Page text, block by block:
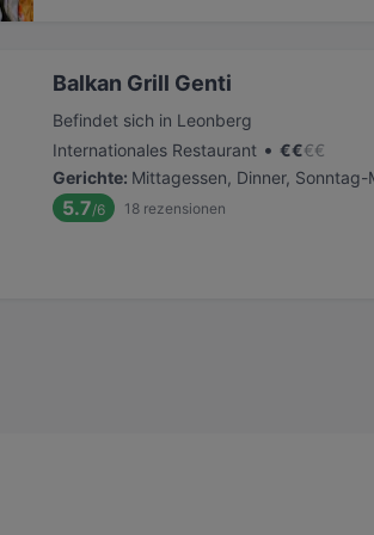
Balkan Grill Genti
Befindet sich in Leonberg
Internationales Restaurant • €€€€
Gerichte: Mittagessen, Dinner, Sonntag-
5.7/6 18 rezensionen